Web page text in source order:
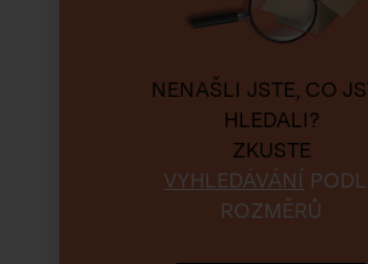
NENAŠLI JSTE, CO
HLEDALI?
ZKUSTE
VYHLEDÁVÁNÍ
ROZMĚRŮ